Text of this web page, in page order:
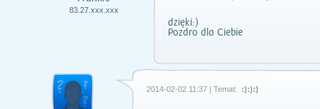
83.27.xxx.xxx
dzięki:)
Pozdro dla Ciebie
2014-02-02 11:37 | Temat: :):):)